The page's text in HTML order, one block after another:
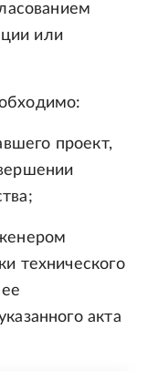
или
проект,
технического
акта